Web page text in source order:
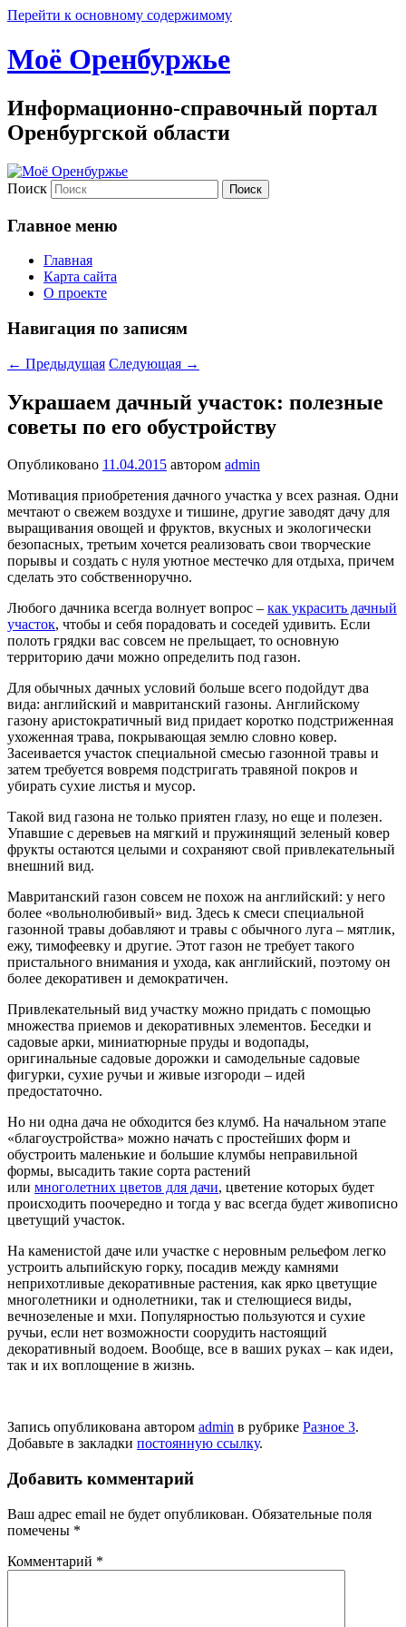
Перейти к основному содержимому
Моё Оренбуржье
Информационно-справочный портал
Оренбургской области
Поиск
Главное меню
Главная
Карта сайта
О проекте
Навигация по записям
← Предыдущая Следующая →
Украшаем дачный участок: полезные
советы по его обустройству
Опубликовано 11.04.2015 автором admin
Мотивация приобретения дачного участка у всех разная. Одни
мечтают о свежем воздухе и тишине, другие заводят дачу для
выращивания овощей и фруктов, вкусных и экологически
безопасных, третьим хочется реализовать свои творческие
порывы и создать с нуля уютное местечко для отдыха, причем
сделать это собственноручно.
Любого дачника всегда волнует вопрос – как украсить дачный
участок, чтобы и себя порадовать и соседей удивить. Если
полоть грядки вас совсем не прельщает, то основную
территорию дачи можно определить под газон.
Для обычных дачных условий больше всего подойдут два
вида: английский и мавританский газоны. Английскому
газону аристократичный вид придает коротко подстриженная
ухоженная трава, покрывающая землю словно ковер.
Засеивается участок специальной смесью газонной травы и
затем требуется вовремя подстригать травяной покров и
убирать сухие листья и мусор.
Такой вид газона не только приятен глазу, но еще и полезен.
Упавшие с деревьев на мягкий и пружинящий зеленый ковер
фрукты остаются целыми и сохраняют свой привлекательный
внешний вид.
Мавританский газон совсем не похож на английский: у него
более «вольнолюбивый» вид. Здесь к смеси специальной
газонной травы добавляют и травы с обычного луга – мятлик,
ежу, тимофеевку и другие. Этот газон не требует такого
пристального внимания и ухода, как английский, поэтому он
более декоративен и демократичен.
Привлекательный вид участку можно придать с помощью
множества приемов и декоративных элементов. Беседки и
садовые арки, миниатюрные пруды и водопады,
оригинальные садовые дорожки и самодельные садовые
фигурки, сухие ручьи и живые изгороди – идей
предостаточно.
Но ни одна дача не обходится без клумб. На начальном этапе
«благоустройства» можно начать с простейших форм и
обустроить маленькие и большие клумбы неправильной
формы, высадить такие сорта растений
или многолетних цветов для дачи, цветение которых будет
происходить поочередно и тогда у вас всегда будет живописно
цветущий участок.
На каменистой даче или участке с неровным рельефом легко
устроить альпийскую горку, посадив между камнями
неприхотливые декоративные растения, как ярко цветущие
многолетники и однолетники, так и стелющиеся виды,
вечнозеленые и мхи. Популярностью пользуются и сухие
ручьи, если нет возможности соорудить настоящий
декоративный водоем. Вообще, все в ваших руках – как идеи,
так и их воплощение в жизнь.
Запись опубликована автором admin в рубрике Разное 3.
Добавьте в закладки постоянную ссылку.
Добавить комментарий
Ваш адрес email не будет опубликован. Обязательные поля
помечены *
Комментарий *